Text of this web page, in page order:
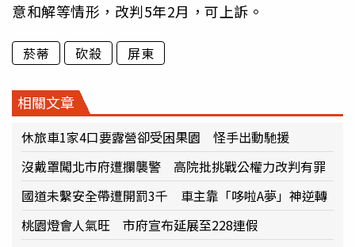
意和解等情形，改判5年2月，可上訴。
菸蒂 砍殺 屏東
相關文章
休旅車1家4口要露營卻受困果園 怪手出動馳援
沒戴罩闖北市府遭攔襲警 高院批挑戰公權力改判有罪
國道未繫安全帶遭開罰3千 車主靠「哆啦A夢」神逆轉
桃園燈會人氣旺 市府宣布延展至228連假